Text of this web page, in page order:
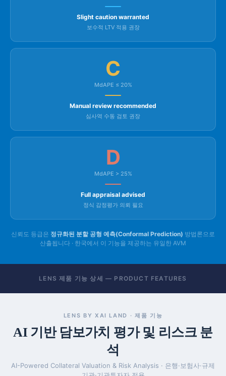
Slight caution warranted
보수적 LTV 적용 권장
C
MdAPE ≤ 20%
Manual review recommended
심사역 수동 검토 권장
D
MdAPE > 25%
Full appraisal advised
정식 감정평가 의뢰 필요
신뢰도 등급은 정규화된 분할 공형 예측(Conformal Prediction) 방법론으로
산출됩니다 · 한국에서 이 기능을 제공하는 유일한 AVM
LENS 제품 기능 상세 — PRODUCT FEATURES
LENS BY XAI LAND · 제품 기능
AI 기반 담보가치 평가 및 리스크 분
석
AI-Powered Collateral Valuation & Risk Analysis · 은행·보험사·규제